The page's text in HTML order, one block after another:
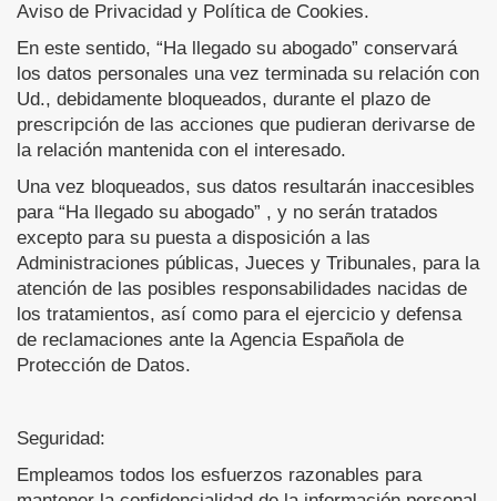
Aviso de Privacidad y Política de Cookies.
En este sentido, “Ha llegado su abogado” conservará
los datos personales una vez terminada su relación con
Ud., debidamente bloqueados, durante el plazo de
prescripción de las acciones que pudieran derivarse de
la relación mantenida con el interesado.
Una vez bloqueados, sus datos resultarán inaccesibles
para “Ha llegado su abogado” , y no serán tratados
excepto para su puesta a disposición a las
Administraciones públicas, Jueces y Tribunales, para la
atención de las posibles responsabilidades nacidas de
los tratamientos, así como para el ejercicio y defensa
de reclamaciones ante la Agencia Española de
Protección de Datos.
Seguridad:
Empleamos todos los esfuerzos razonables para